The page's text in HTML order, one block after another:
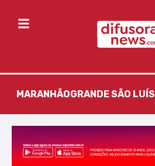
MARANHÃOGRANDE SÃO LUÍS